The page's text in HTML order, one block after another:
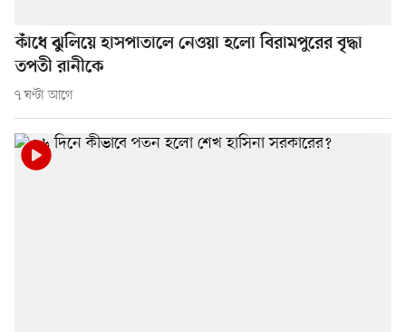
কাঁধে ঝুলিয়ে হাসপাতালে নেওয়া হলো বিরামপুরের বৃদ্ধা
তপতী রানীকে
৭ ঘণ্টা আগে